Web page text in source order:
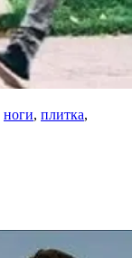
ноги, плитка,